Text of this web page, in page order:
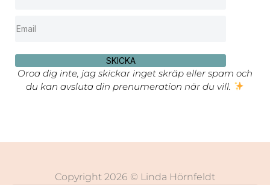
SKICKA
Oroa dig inte, jag skickar inget skräp eller spam och
du kan avsluta din prenumeration när du vill.
Copyright 2026 © Linda Hörnfeldt